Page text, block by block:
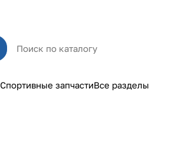
Спортивные запчастиВсе разделы